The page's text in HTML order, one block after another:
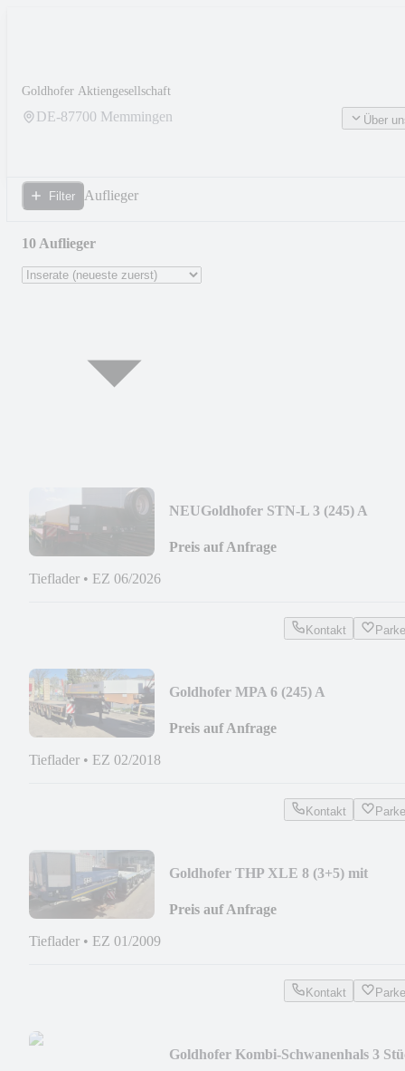
Goldhofer Aktiengesellschaft
DE-87700 Memmingen Über
Filter Auflieger
10 Auflieger
NEUGoldhofer STN-L 3 (245) A
Preis auf Anfrage
Tieflader • EZ 06/2026
Kontakt
Goldhofer MPA 6 (245) A
Preis auf Anfrage
Tieflader • EZ 02/2018
Kontakt
Goldhofer THP XLE 8 (3+5) mit
Preis auf Anfrage
Tieflader • EZ 01/2009
Kontakt
Goldhofer Kombi-Schwanenhals 3